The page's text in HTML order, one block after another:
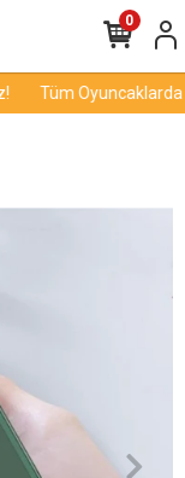
Tüm Oyuncaklarda
0